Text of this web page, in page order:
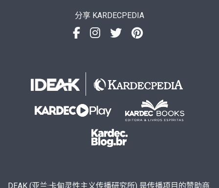
分享 KARDECPEDIA
DEAK (亚兰·卡甸灵性主义传播研究所) 是传播项目的赞助商.